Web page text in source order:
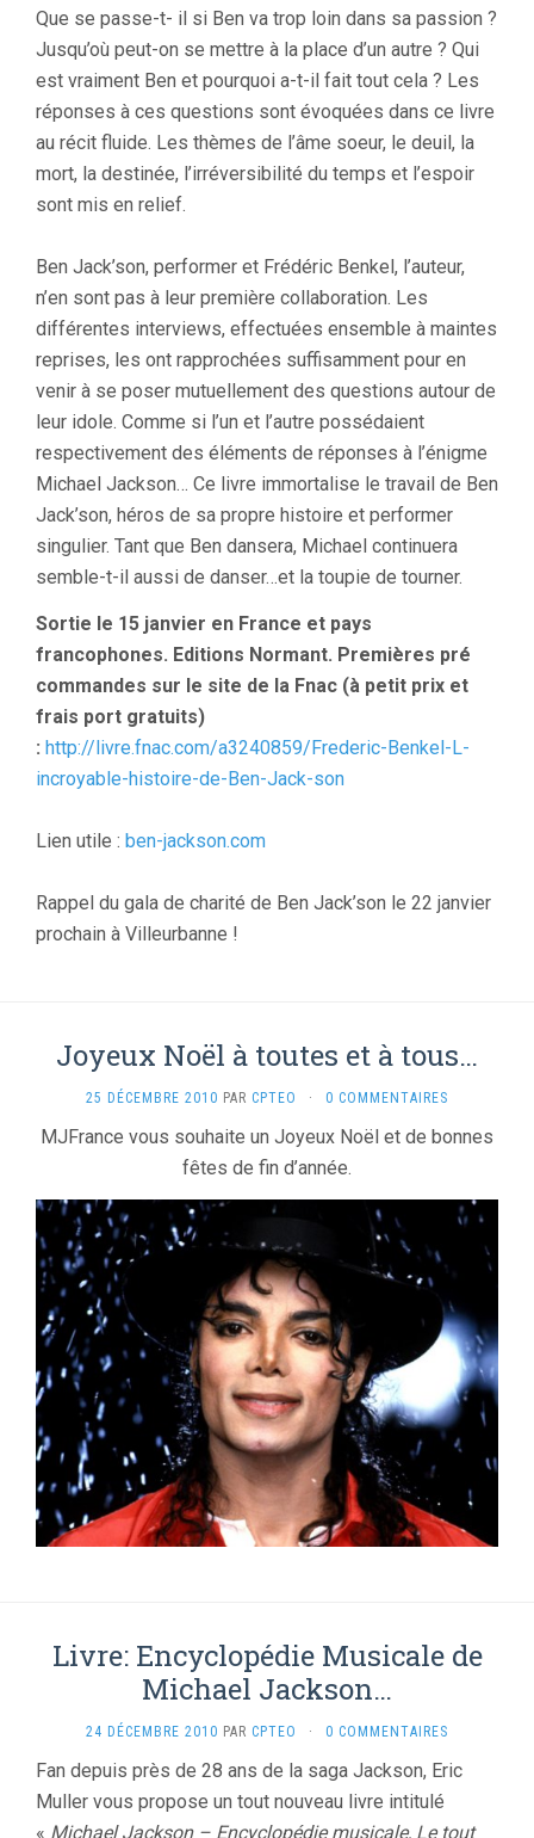
Que se passe-t- il si Ben va trop loin dans sa passion ?
Jusqu’où peut-on se mettre à la place d’un autre ? Qui
est vraiment Ben et pourquoi a-t-il fait tout cela ? Les
réponses à ces questions sont évoquées dans ce livre
au récit fluide. Les thèmes de l’âme soeur, le deuil, la
mort, la destinée, l’irréversibilité du temps et l’espoir
sont mis en relief.
Ben Jack’son, performer et Frédéric Benkel, l’auteur,
n’en sont pas à leur première collaboration. Les
différentes interviews, effectuées ensemble à maintes
reprises, les ont rapprochées suffisamment pour en
venir à se poser mutuellement des questions autour de
leur idole. Comme si l’un et l’autre possédaient
respectivement des éléments de réponses à l’énigme
Michael Jackson… Ce livre immortalise le travail de Ben
Jack’son, héros de sa propre histoire et performer
singulier. Tant que Ben dansera, Michael continuera
semble-t-il aussi de danser…et la toupie de tourner.
Sortie le 15 janvier en France et pays
francophones. Editions Normant. Premières pré
commandes sur le site de la Fnac (à petit prix et
frais port gratuits)
: http://livre.fnac.com/a3240859/Frederic-Benkel-L-
incroyable-histoire-de-Ben-Jack-son
Lien utile : ben-jackson.com
Rappel du gala de charité de Ben Jack’son le 22 janvier
prochain à Villeurbanne !
Joyeux Noël à toutes et à tous…
25 DÉCEMBRE 2010 PAR CPTEO · 0 COMMENTAIRES
MJFrance vous souhaite un Joyeux Noël et de bonnes
fêtes de fin d’année.
Livre: Encyclopédie Musicale de
Michael Jackson…
24 DÉCEMBRE 2010 PAR CPTEO · 0 COMMENTAIRES
Fan depuis près de 28 ans de la saga Jackson, Eric
Muller vous propose un tout nouveau livre intitulé
« Michael Jackson – Encyclopédie musicale, Le tout